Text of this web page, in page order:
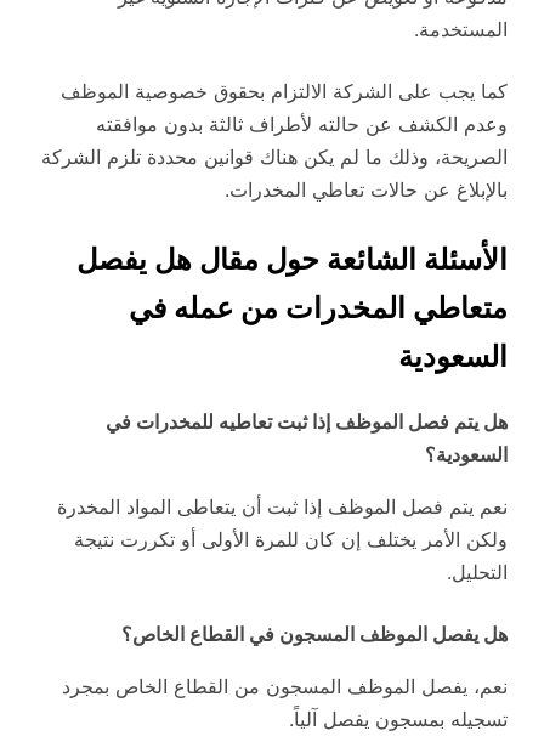
المستخدمة.
كما يجب على الشركة الالتزام بحقوق خصوصية الموظف
وعدم الكشف عن حالته لأطراف ثالثة بدون موافقته
الصريحة، وذلك ما لم يكن هناك قوانين محددة تلزم الشركة
بالإبلاغ عن حالات تعاطي المخدرات.
الأسئلة الشائعة حول مقال هل يفصل
متعاطي المخدرات من عمله في
السعودية
هل يتم فصل الموظف إذا ثبت تعاطيه للمخدرات في
السعودية؟
نعم يتم فصل الموظف إذا ثبت أن يتعاطى المواد المخدرة
ولكن الأمر يختلف إن كان للمرة الأولى أو تكررت نتيجة
التحليل.
هل يفصل الموظف المسجون في القطاع الخاص؟
نعم، يفصل الموظف المسجون من القطاع الخاص بمجرد
تسجيله بمسجون يفصل آلياً.